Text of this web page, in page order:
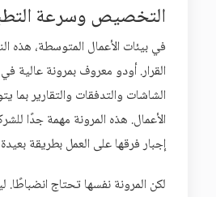
التخصيص وسرعة
في بيئات الأعمال المتوسطة، هذه
القرار. أودو معروف بمرونة
الشاشات والتدفقات والتقارير بما
الأعمال. هذه المرونة مهمة جدًا
إجبار فرقها على العمل بطريقة
لكن المرونة نفسها تحتاج